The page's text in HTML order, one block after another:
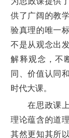
供了广阔的教
验真理的唯一
不是从观念出
解释观念，不
同、价值认同
时代大课。
在思政课上
理论蕴含的道
其然更知其所